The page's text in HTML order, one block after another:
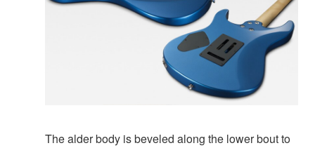
The alder body is beveled along the lower bout to